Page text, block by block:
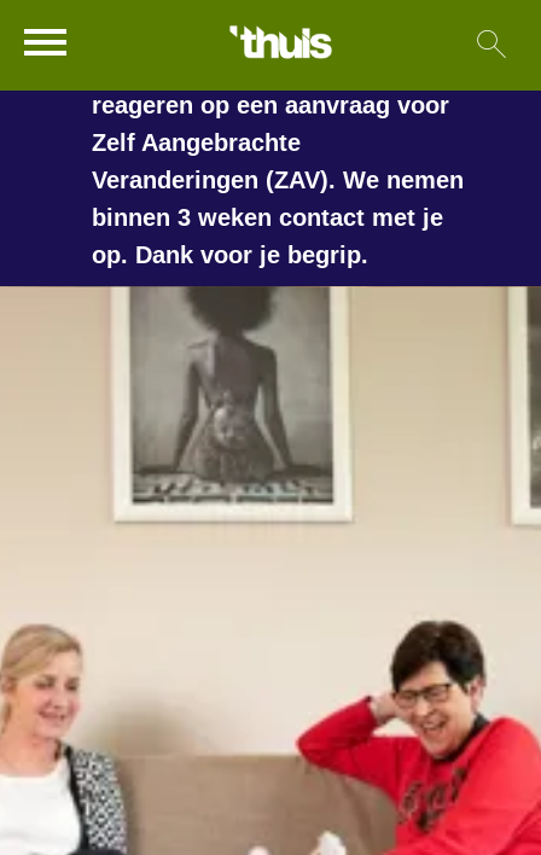
Naar hoofdinhoud
Naar hoofdnavigatiemenu
Naar zoeken
Naar de homepage
Ga naar Hoofd
langer duren voordat we
reageren op een aanvraag voor
Zelf Aangebrachte
Veranderingen (ZAV). We nemen
binnen 3 weken contact met je
op. Dank voor je begrip.